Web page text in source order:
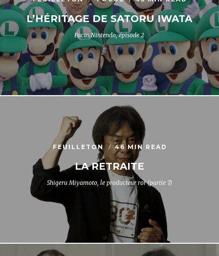
L’HÉRITAGE DE SATORU IWATA
Focus Nintendo, épisode 2
FEUILLETON 46 MIN READ
LA RETRAITE
Shigeru Miyamoto, le producteur roi (partie 7)